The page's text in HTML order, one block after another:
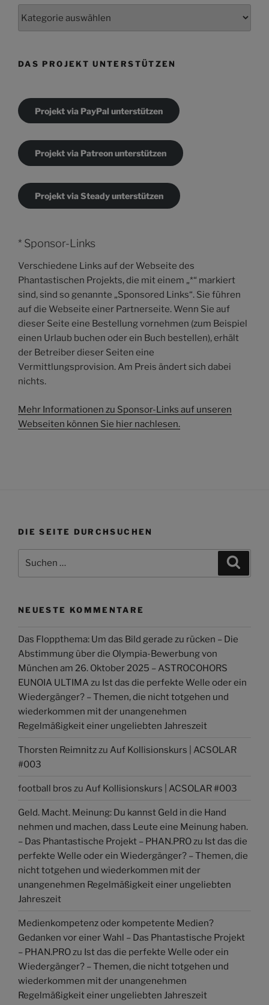
DAS PROJEKT UNTERSTÜTZEN
Projekt via PayPal unterstützen
Projekt via Patreon unterstützen
Projekt via Steady unterstützen
* Sponsor-Links
Verschiedene Links auf der Webseite des
Phantastischen Projekts, die mit einem „*“ markiert
sind, sind so genannte „Sponsored Links“. Sie führen
auf die Webseite einer Partnerseite. Wenn Sie auf
dieser Seite eine Bestellung vornehmen (zum Beispiel
einen Urlaub buchen oder ein Buch bestellen), erhält
der Betreiber dieser Seiten eine
Vermittlungsprovision. Am Preis ändert sich dabei
nichts.
Mehr Informationen zu Sponsor-Links auf unseren
Webseiten können Sie hier nachlesen.
DIE SEITE DURCHSUCHEN
NEUESTE KOMMENTARE
Das Floppthema: Um das Bild gerade zu rücken – Die
Abstimmung über die Olympia-Bewerbung von
München am 26. Oktober 2025 – ASTROCOHORS
EUNOIA ULTIMA zu Ist das die perfekte Welle oder ein
Wiedergänger? – Themen, die nicht totgehen und
wiederkommen mit der unangenehmen
Regelmäßigkeit einer ungeliebten Jahreszeit
Thorsten Reimnitz zu Auf Kollisionskurs | ACSOLAR
#003
football bros zu Auf Kollisionskurs | ACSOLAR #003
Geld. Macht. Meinung: Du kannst Geld in die Hand
nehmen und machen, dass Leute eine Meinung haben.
– Das Phantastische Projekt – PHAN.PRO zu Ist das die
perfekte Welle oder ein Wiedergänger? – Themen, die
nicht totgehen und wiederkommen mit der
unangenehmen Regelmäßigkeit einer ungeliebten
Jahreszeit
Medienkompetenz oder kompetente Medien?
Gedanken vor einer Wahl – Das Phantastische Projekt
– PHAN.PRO zu Ist das die perfekte Welle oder ein
Wiedergänger? – Themen, die nicht totgehen und
wiederkommen mit der unangenehmen
Regelmäßigkeit einer ungeliebten Jahreszeit